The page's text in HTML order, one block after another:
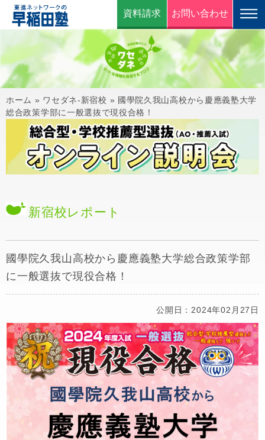
資料請求 お問い合わせ
ホーム » ワセダネ-新宿校 » 國學院久我山高校から慶應義塾大学
総合政策学部に一般選抜で現役合格！
新宿校レポート
國學院久我山高校から慶應義塾大学総合政策学部
に一般選抜で現役合格！
公開日：2024年02月27日